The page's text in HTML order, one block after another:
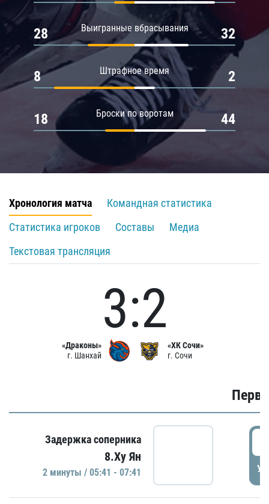
Выигранные вбрасывания
28 32
Штрафное время
8 2
Броски по воротам
18 44
Хронология матча
Командная статистика
Статистика игроков
Составы
Медиа
Текстовая трансляция
«Драконы»
г. Шанхай
3:2
«ХК Сочи»
г. Сочи
Задержка соперника
8.Ху Ян
2 минуты / 05:41 - 07:41